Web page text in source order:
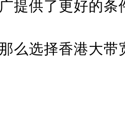
提供了更好的
么选择香港大